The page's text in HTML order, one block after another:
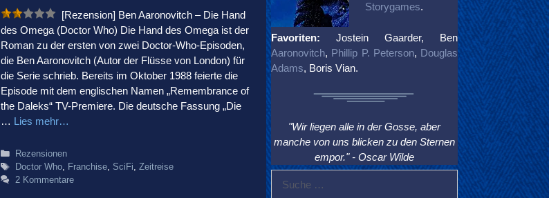
[Rezension] Ben Aaronovitch – Die Hand
des Omega (Doctor Who) Die Hand des Omega ist der
Roman zu der ersten von zwei Doctor-Who-Episoden,
die Ben Aaronovitch (Autor der Flüsse von London) für
die Serie schrieb. Bereits im Oktober 1988 feierte die
Episode mit dem englischen Namen „Remembrance of
the Daleks“ TV-Premiere. Die deutsche Fassung „Die
… Lies mehr…
Kategorien
Rezensionen
Schlagwörter
Doctor Who, Franchise, SciFi Zeitreise
2 Kommentare
Storygames.
Favoriten: Jostein Gaarder, Ben
Aaronovitch, Phillip P. Peterson, Douglas
Adams, Boris Vian.
"Wir liegen alle in der Gosse, aber
manche von uns blicken zu den Sternen
empor." - Oscar Wilde
Suche
nach: